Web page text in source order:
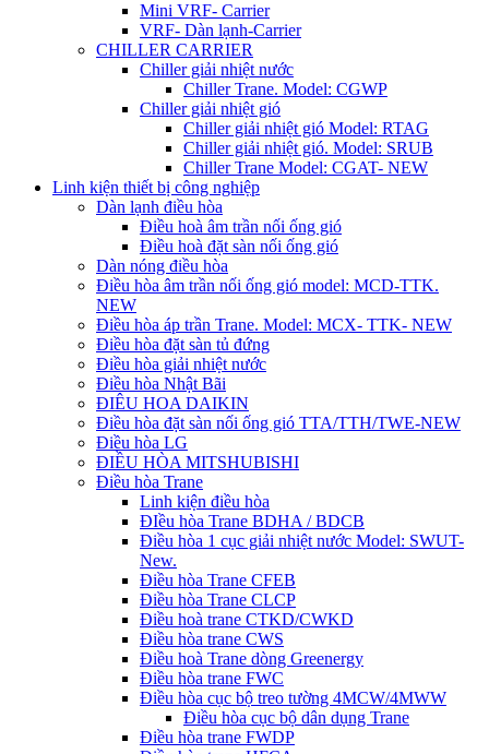
Mini VRF- Carrier
VRF- Dàn lạnh-Carrier
CHILLER CARRIER
Chiller giải nhiệt nước
Chiller Trane. Model: CGWP
Chiller giải nhiệt gió
Chiller giải nhiệt gió Model: RTAG
Chiller giải nhiệt gió. Model: SRUB
Chiller Trane Model: CGAT- NEW
Linh kiện thiết bị công nghiệp
Dàn lạnh điều hòa
Điều hoà âm trần nối ống gió
Điều hoà đặt sàn nối ống gió
Dàn nóng điều hòa
Điều hòa âm trần nối ống gió model: MCD-TTK.
NEW
Điều hòa áp trần Trane. Model: MCX- TTK- NEW
Điều hòa đặt sàn tủ đứng
Điều hòa giải nhiệt nước
Điều hòa Nhật Bãi
ĐIÊU HOA DAIKIN
Điều hòa đặt sàn nối ống gió TTA/TTH/TWE-NEW
Điều hòa LG
ĐIỀU HÒA MITSHUBISHI
Điều hòa Trane
Linh kiện điều hòa
ĐIều hòa Trane BDHA / BDCB
Điều hòa 1 cục giải nhiệt nước Model: SWUT-
New.
Điều hòa Trane CFEB
Điều hòa Trane CLCP
Điều hoà trane CTKD/CWKD
Điều hòa trane CWS
Điều hoà Trane dòng Greenergy
Điều hòa trane FWC
Điều hòa cục bộ treo tường 4MCW/4MWW
Điều hòa cục bộ dân dụng Trane
Điều hòa trane FWDP